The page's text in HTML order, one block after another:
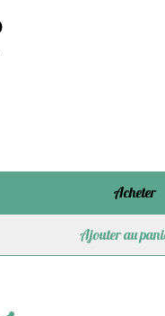
Acheter
Ajouter au